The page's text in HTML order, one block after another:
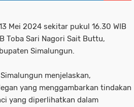
Mei 2024 sekitar pukul 16.30 WIB
Toba Sari Nagori Sait Buttu,
Simalungun.
menjelaskan,
yang menggambarkan tindakan
yang diperlihatkan dalam